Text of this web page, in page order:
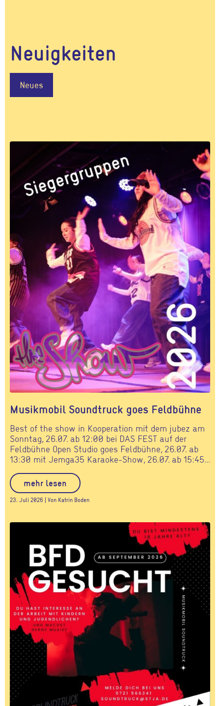
Neuigkeiten
Neues
Musikmobil Soundtruck goes Feldbühne
Best of the show in Kooperation mit dem jubez am
Sonntag, 26.07. ab 12:00 bei DAS FEST auf der
Feldbühne Open Studio goes Feldbühne, 26.07. ab
13:30 mit Jemga35 Karaoke-Show, 26.07. ab 15:45…
mehr lesen
23. Juli 2026 | Von Katrin Boden